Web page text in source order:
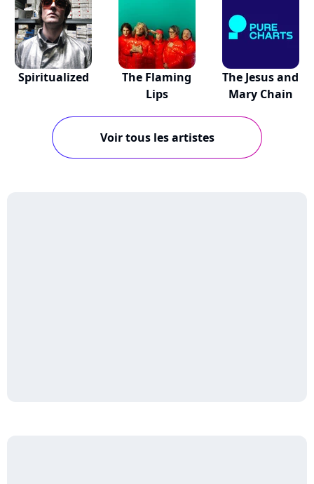
Spiritualized
The Flaming
Lips
The Jesus and
Mary Chain
Voir tous les artistes